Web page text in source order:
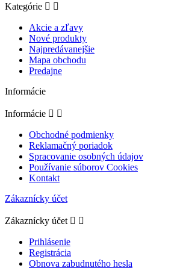
Kategórie  
Akcie a zľavy
Nové produkty
Najpredávanejšie
Mapa obchodu
Predajne
Informácie
Informácie  
Obchodné podmienky
Reklamačný poriadok
Spracovanie osobných údajov
Používanie súborov Cookies
Kontakt
Zákaznícky účet
Zákaznícky účet  
Prihlásenie
Registrácia
Obnova zabudnutého hesla